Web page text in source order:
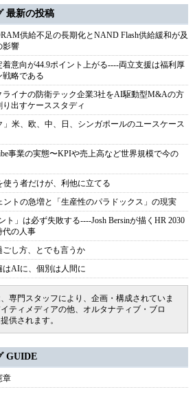
最新の投稿
供給不足の長期化とNAND Flash供給緩和が及
影響
着意向が44.9ポイント上がる----両立支援は福利厚
戦略である
イナの防衛テック企業3社をAI駆動型M&Aの方
出すケーススタディ
米、欧、中、日、シンガポールのユースケース
事業の実態〜KPIや売上高など世界規模で今の
う者だけが、利他に立てる
トの急増と「生産性のパラドックス」の現実
ト」は必ず失敗する----Josh Bersinが描くHR 2030
代の人事
し方、とでも言うか
AIに、個別は人間に
専門スタッフにより、企画・構成されていま
ティメディアの他、オルタナティブ・ブロ
供されます。
GUIDE
章